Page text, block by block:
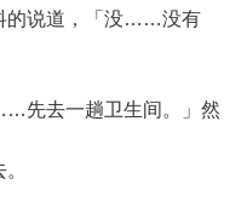
的说道，「没……没有
去一趟卫生间。」然